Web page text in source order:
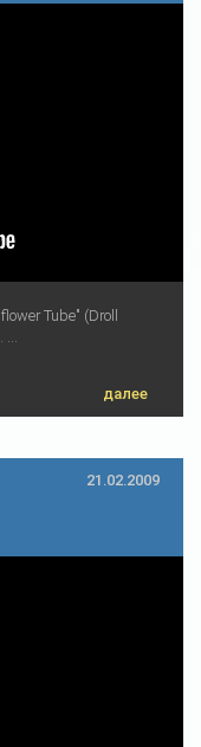
Tube" (Droll
...
далее
21.02.2009